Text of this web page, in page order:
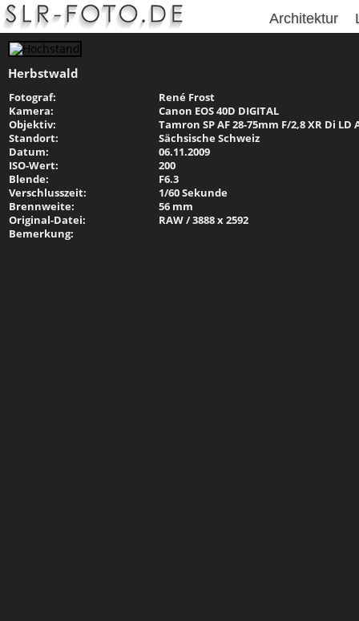
Architektur
Herbstwald
Fotograf:
René Frost
Kamera:
Canon EOS 40D DIGITAL
Objektiv:
Tamron SP AF 28-75mm F/2,8 XR Di LD
Standort:
Sächsische Schweiz
Datum:
06.11.2009
ISO-Wert:
200
Blende:
F6.3
Verschlusszeit:
1/60 Sekunde
Brennweite:
56 mm
Original-Datei:
RAW / 3888 x 2592
Bemerkung: